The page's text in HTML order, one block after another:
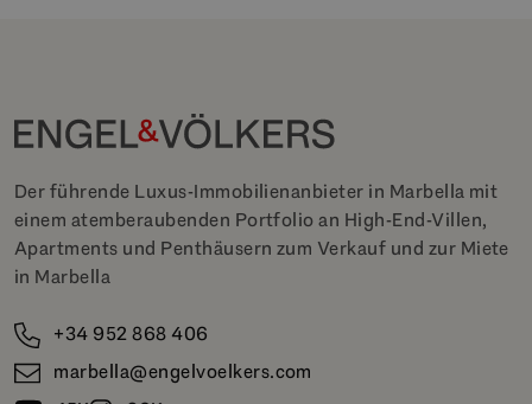
Der führende Luxus-Immobilienanbieter in Marbella mit
einem atemberaubenden Portfolio an High-End-Villen,
Apartments und Penthäusern zum Verkauf und zur Miete
in Marbella
+34 952 868 406
marbella@engelvoelkers.com